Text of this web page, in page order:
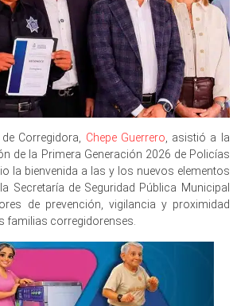
Corregidora, Chepe Guerrero , asistió a la
de la Primera Generación 2026 de Policías
la bienvenida a las y los nuevos elementos
Secretaría de Seguridad Pública Municipal
de prevención, vigilancia y proximidad
familias corregidorenses.